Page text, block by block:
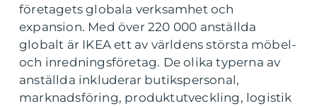
företagets globala verksamhet och
expansion. Med över 220 000 anställda
globalt är IKEA ett av världens största möbel-
och inredningsföretag. De olika typerna av
anställda inkluderar butikspersonal,
marknadsföring, produktutveckling, logistik